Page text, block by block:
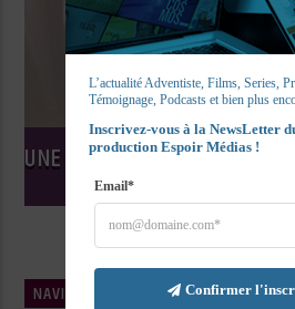
UNE SEMAINE, UN LIVRE
NAVIGATE
L’actualité Adventiste, Films, Series,
Témoignage, Podcasts et bien plus
Inscrivez-vous à la NewsLetter
production Espoir Médias !
Email*
Confirmer